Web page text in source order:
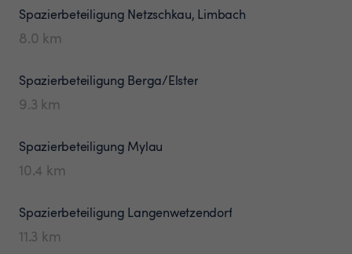
Spazierbeteiligung Netzschkau, Limbach
8.0 km
Spazierbeteiligung Berga/Elster
9.3 km
Spazierbeteiligung Mylau
10.4 km
Spazierbeteiligung Langenwetzendorf
11.3 km